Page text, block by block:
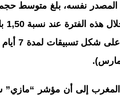
مبرزا أنه ضخ
إلى أن مؤشر “مازي”